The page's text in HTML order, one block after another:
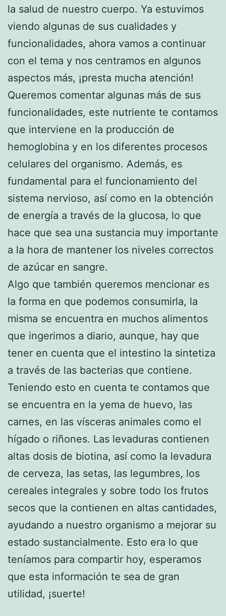
la salud de nuestro cuerpo. Ya estuvimos
viendo algunas de sus cualidades y
funcionalidades, ahora vamos a continuar
con el tema y nos centramos en algunos
aspectos más, ¡presta mucha atención!
Queremos comentar algunas más de sus
funcionalidades, este nutriente te contamos
que interviene en la producción de
hemoglobina y en los diferentes procesos
celulares del organismo. Además, es
fundamental para el funcionamiento del
sistema nervioso, así como en la obtención
de energía a través de la glucosa, lo que
hace que sea una sustancia muy importante
a la hora de mantener los niveles correctos
de azúcar en sangre.
Algo que también queremos mencionar es
la forma en que podemos consumirla, la
misma se encuentra en muchos alimentos
que ingerimos a diario, aunque, hay que
tener en cuenta que el intestino la sintetiza
a través de las bacterias que contiene.
Teniendo esto en cuenta te contamos que
se encuentra en la yema de huevo, las
carnes, en las vísceras animales como el
hígado o riñones. Las levaduras contienen
altas dosis de biotina, así como la levadura
de cerveza, las setas, las legumbres, los
cereales integrales y sobre todo los frutos
secos que la contienen en altas cantidades,
ayudando a nuestro organismo a mejorar su
estado sustancialmente. Esto era lo que
teníamos para compartir hoy, esperamos
que esta información te sea de gran
utilidad, ¡suerte!